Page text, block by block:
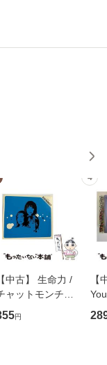
【中古】 生命力 /
ャットモンチー /
ューンレコード
[CD]【メール便送
円
4
【
のが